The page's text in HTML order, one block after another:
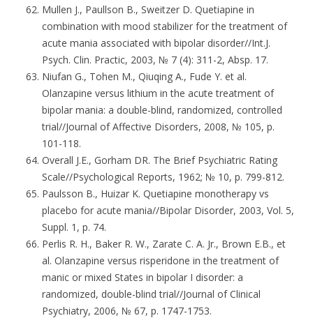
Mullen J., Paullson B., Sweitzer D. Quetiapine in
combination with mood stabilizer for the treatment of
acute mania associated with bipolar disorder//Int.J.
Psych. Clin. Practic, 2003, № 7 (4): 311-2, Absp. 17.
Niufan G., Tohen M., Qiuqing A., Fude Y. et al.
Olanzapine versus lithium in the acute treatment of
bipolar mania: a double-blind, randomized, controlled
trial//Journal of Affective Disorders, 2008, № 105, p.
101-118.
Overall J.E., Gorham DR. The Brief Psychiatric Rating
Scale//Psychological Reports, 1962; № 10, p. 799-812.
Paulsson B., Huizar K. Quetiapine monotherapy vs
placebo for acute mania//Bipolar Disorder, 2003, Vol. 5,
Suppl. 1, p. 74.
Perlis R. H., Baker R. W., Zarate C. A. Jr., Brown E.B., et
al. Olanzapine versus risperidone in the treatment of
manic or mixed States in bipolar I disorder: a
randomized, double-blind trial//Journal of Clinical
Psychiatry, 2006, № 67, p. 1747-1753.